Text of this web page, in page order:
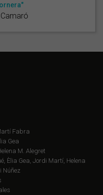
Fabra
Gea
M. Alegret
Èlia Gea, Jordi Martí, Helena
Núñez